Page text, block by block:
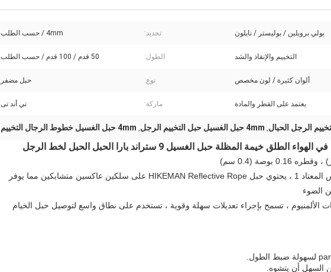
بولي بروبلين / بوليستر / نايلون تحديد: 4mm / حسب الطلب
التخييم والإنقاذ والشد الطول: 50 قدم / 100 قدم / حسب الطلب
ألوان كثيرة / لون مخصص نوع: حبل مضفر
يعتمد على القطر والمادة ماركة: تي أند تى
, 4mm حبل الغسيل حبل التخييم الرجل , 4mm حبل الغسيل خطوط الرجال التخييم
عاكس قوي: يختلف عن حبل الشد العاكس المعتاد 1 ، يحتوي حبل HIKEMAN Reflective Rope على سلكين عاكسين متشابكين مما يوفر
الضوء
مع 6 قطع من شدادات الألمنيوم ، تسمح بإجراء تعديلات سهلة وقوية ، تستخدم على نطاق واسع لتوصيل حبل الخيام
السهل أن يتشوه.